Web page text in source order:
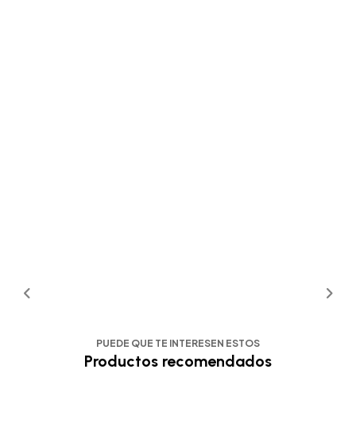
PUEDE QUE TE INTERESEN ESTOS
Productos recomendados